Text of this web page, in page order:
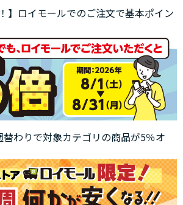
】ロイモールでのご注文で基本ポイン
わりで対象カテゴリの商品が5％オ